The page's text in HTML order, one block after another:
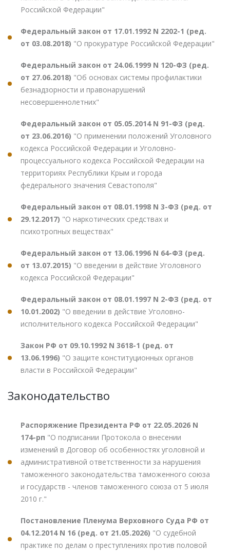
Российской Федерации"
Федеральный закон от 17.01.1992 N 2202-1 (ред.
от 03.08.2018) "О прокуратуре Российской Федерации"
Федеральный закон от 24.06.1999 N 120-ФЗ (ред.
от 27.06.2018) "Об основах системы профилактики
безнадзорности и правонарушений
несовершеннолетних"
Федеральный закон от 05.05.2014 N 91-ФЗ (ред.
от 23.06.2016) "О применении положений Уголовного
кодекса Российской Федерации и Уголовно-
процессуального кодекса Российской Федерации на
территориях Республики Крым и города
федерального значения Севастополя"
Федеральный закон от 08.01.1998 N 3-ФЗ (ред. от
29.12.2017) "О наркотических средствах и
психотропных веществах"
Федеральный закон от 13.06.1996 N 64-ФЗ (ред.
от 13.07.2015) "О введении в действие Уголовного
кодекса Российской Федерации"
Федеральный закон от 08.01.1997 N 2-ФЗ (ред. от
10.01.2002) "О введении в действие Уголовно-
исполнительного кодекса Российской Федерации"
Закон РФ от 09.10.1992 N 3618-1 (ред. от
13.06.1996) "О защите конституционных органов
власти в Российской Федерации"
Законодательство
Распоряжение Президента РФ от 22.05.2026 N
174-рп "О подписании Протокола о внесении
изменений в Договор об особенностях уголовной и
административной ответственности за нарушения
таможенного законодательства таможенного союза
и государств - членов таможенного союза от 5 июля
2010 г."
Постановление Пленума Верховного Суда РФ от
04.12.2014 N 16 (ред. от 21.05.2026) "О судебной
практике по делам о преступлениях против половой